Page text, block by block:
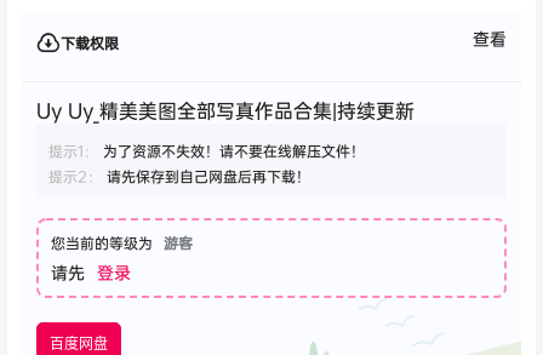
下载权限 查看
Uy Uy_精美美图全部写真作品合集|持续更新
提示1：
为了资源不失效！请不要在线解压文件！
提示2：
请先保存到自己网盘后再下载！
您当前的等级为 游客
请先 登录
百度网盘